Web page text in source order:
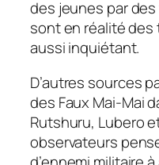
des jeunes par
sont en réalité des
aussi inquiétant.
D’autres sources
des Faux Mai-Mai
Rutshuru, Lubero
observateurs